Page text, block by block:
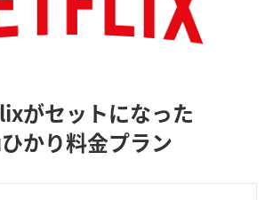
がセットになった
かり料金プラン